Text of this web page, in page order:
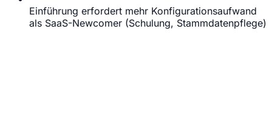
Einführung erfordert mehr Konfigurationsaufwand
als SaaS-Newcomer (Schulung, Stammdatenpflege)